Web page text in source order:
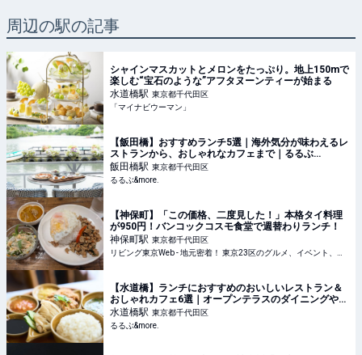
周辺の駅の記事
シャインマスカットとメロンをたっぷり。地上150mで
楽しむ“宝石のような”アフタヌーンティーが始まる
水道橋駅 東京都千代田区
「マイナビウーマン」
【飯田橋】おすすめランチ5選｜海外気分が味わえるレ
ストランから、おしゃれなカフェまで｜るるぶ
&more.
飯田橋駅 東京都千代田区
るるぶ&more.
【神保町】「この価格、二度見した！」本格タイ料理
が950円！バンコックコスモ食堂で週替わりランチ！
神保町駅 東京都千代田区
【水道橋】ランチにおすすめのおいしいレストラン＆
おしゃれカフェ6選｜オープンテラスのダイニングや女
子会にぴったりなお店も｜るるぶ&more.
水道橋駅 東京都千代田区
るるぶ&more.